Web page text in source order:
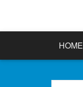
HOME